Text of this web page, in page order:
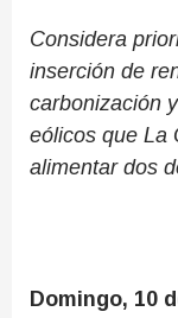
Considera
inserción de
carbonización
eólicos que La
alimentar dos
Domingo, 10